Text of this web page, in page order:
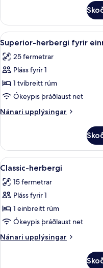
rúm
herbergi,
fyrir
einn,
tvíbreitt
rúm
Skoða
allar
myndir
fyrir
Superior-
herbergi
fyrir
einn,
rúm
5
Superior-herbergi fyrir
25 fermetrar
Pláss fyrir 1
1 tvíbreitt rúm
Ókeypis þráðlaust net
Nánari upplýsingar
Nánari
herbergi
fyrir
einn,
rúm
Skoða
allar
myndir
fyrir
Classic-
herbergi
5
Classic-herbergi
15 fermetrar
Pláss fyrir 1
1 einbreitt rúm
Ókeypis þráðlaust net
Nánari upplýsingar
Nánari